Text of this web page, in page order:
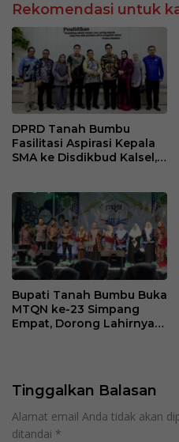
Rekomendasi untuk
DPRD Tanah Bumbu
Fasilitasi Aspirasi Kepala
SMA ke Disdikbud Kalsel,
Bupati Tanah Bumbu Buka
MTQN ke-23 Simpang
Empat, Dorong Lahirnya
Tinggalkan Balasan
Alamat email Anda tidak akan
ditandai *